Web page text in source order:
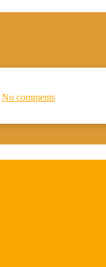
No comments